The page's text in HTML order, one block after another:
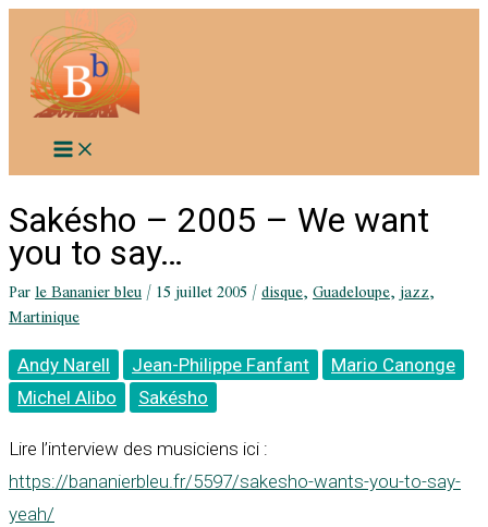
contenu
Sakésho – 2005 – We want
you to say…
Parle Bananier bleu/15 juillet 2005/disque,Guadeloupe,jazz,
Martinique
Andy Narell Jean-Philippe Fanfant
Mario Canonge
Michel Alibo
Sakésho
Lire l’interview des musiciens ici :
https://bananierbleu.fr/5597/sakesho-wants-you-to-say-
yeah/